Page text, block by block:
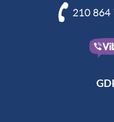
210 864